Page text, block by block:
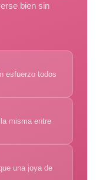
bien sin
esfuerzo todos
misma entre
una joya de